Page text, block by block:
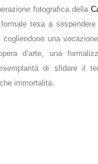
fotografica della
tesa a
cogliendone una
d’arte, una
di sfidare il
immortalità.